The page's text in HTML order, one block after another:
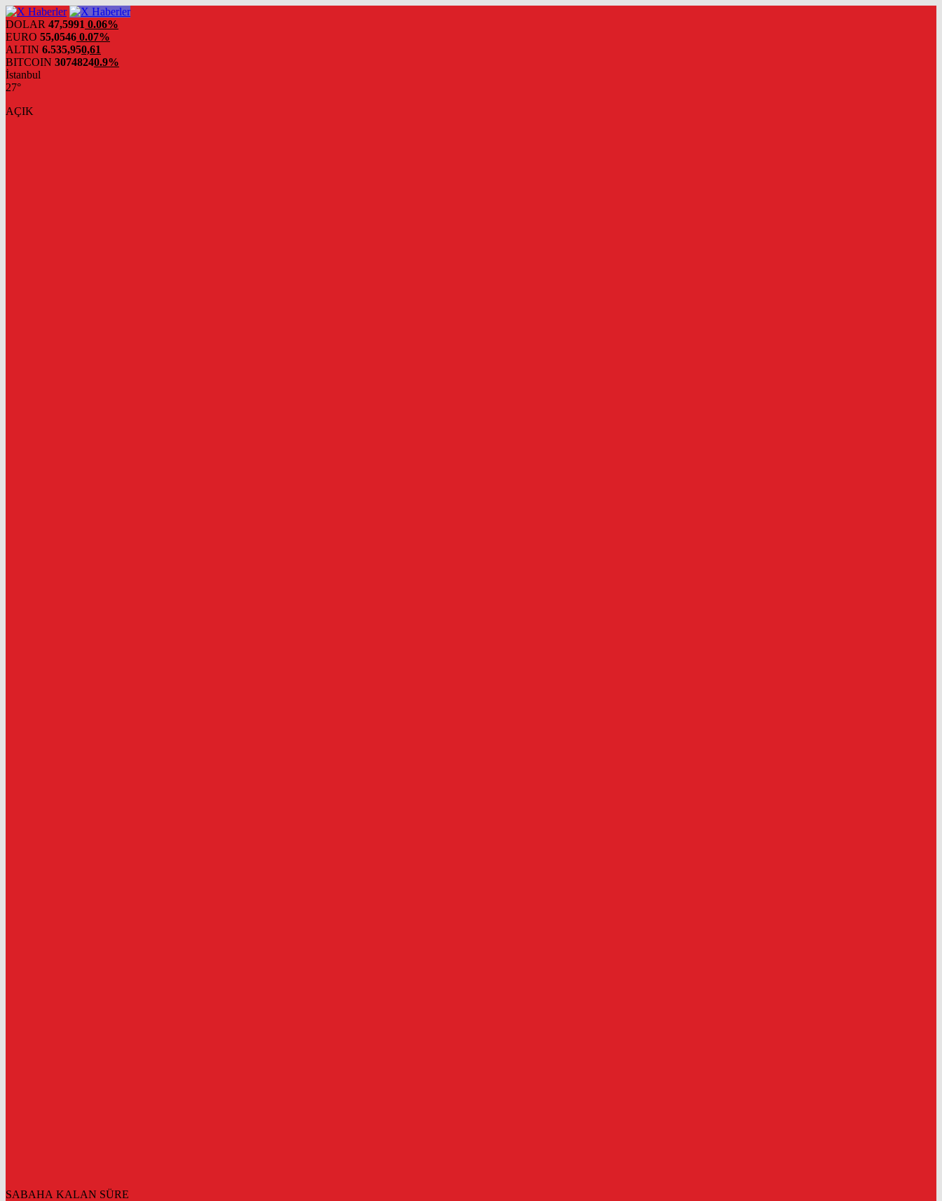
DOLAR 47,5991 0.06%
EURO 55,0546 0.07%
ALTIN 6.535,950,61
BITCOIN 30748240.9%
İstanbul
27°
AÇIK
SABAHA KALAN SÜRE